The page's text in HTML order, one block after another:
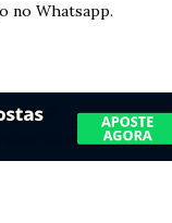
no Whatsapp.